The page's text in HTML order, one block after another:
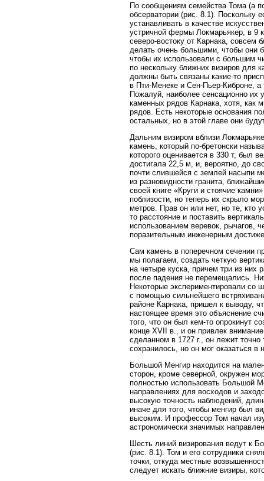
По сообщениям семейства Тома (а
обсерватории (рис. 8.1). Поскольку
устанавливать в качестве
устричной фермы Локмарьякер, в 9
северо-востоку от Карнака, совсем
делать очень большими, чтобы они
чтобы их использовали с большим
по нескольку ближних визиров для
должны быть связаны какие-то
в Пти-Менеке и Сен-Пьер-Киброне,
Пожалуй, наиболее сенсационно их
каменных рядов Карнака, хотя, как
рядов. Есть некоторые основания
остальных, но в этой главе они
Дальним визиром вблизи
камень, который по-бретонски
которого оценивается в 330 т, был
достигала 22,5 м, и, вероятно, до
почти слившейся с землей насыпи
из разновидности гранита,
своей книге «Круги и стоячие
поблизости, но теперь их скрыло
метров. Прав он или нет, но те, кто
то расстояние и поставить
использованием веревок, рычагов,
поразительным инженерным
Сам камень в поперечном сечении
мы полагаем, создать четкую
на четыре куска, причем три из них
после падения не перемещались.
Некоторые экспериментировали со
с помощью сильнейшего
районе Карнака, пришел к выводу,
настоящее время это объяснение
того, что он был кем-то опрокинут
конце XVII в., и он привлек
сделанном в 1727 г., он лежит
сохранилось, но он мог оказаться
Большой Менгир находится на
сторон, кроме северной, окружен
полностью использовать Большой
направлениях для восходов и
высокую точность наблюдений,
иначе для того, чтобы менгир был
высоким. И профессор Том начал
астрономически значимых
Шесть линий визирования ведут к
(рис. 8.1). Том и его сотрудники
точки, откуда местные
следует искать ближние визиры,